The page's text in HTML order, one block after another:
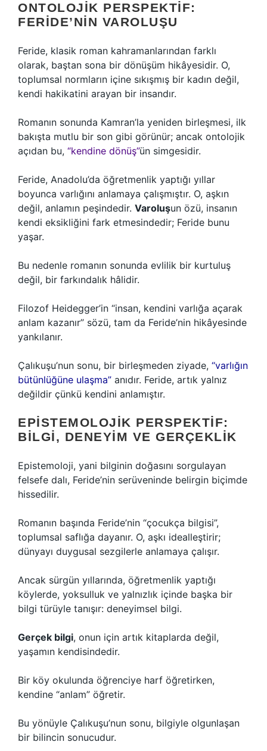
ONTOLOJIK PERSPEKTIF:
FERIDE’NIN VAROLUŞU
Feride, klasik roman kahramanlarından farklı
olarak, baştan sona bir dönüşüm hikâyesidir. O,
toplumsal normların içine sıkışmış bir kadın değil,
kendi hakikatini arayan bir insandır.
Romanın sonunda Kamran’la yeniden birleşmesi, ilk
bakışta mutlu bir son gibi görünür; ancak ontolojik
açıdan bu, “kendine dönüş”ün simgesidir.
Feride, Anadolu’da öğretmenlik yaptığı yıllar
boyunca varlığını anlamaya çalışmıştır. O, aşkın
değil, anlamın peşindedir. Varoluşun özü, insanın
kendi eksikliğini fark etmesindedir; Feride bunu
yaşar.
Bu nedenle romanın sonunda evlilik bir kurtuluş
değil, bir farkındalık hâlidir.
Filozof Heidegger’in “insan, kendini varlığa açarak
anlam kazanır” sözü, tam da Feride’nin hikâyesinde
yankılanır.
Çalıkuşu’nun sonu, bir birleşmeden ziyade, “varlığın
bütünlüğüne ulaşma” anıdır. Feride, artık yalnız
değildir çünkü kendini anlamıştır.
EPISTEMOLOJIK PERSPEKTIF:
BILGI, DENEYIM VE GERÇEKLIK
Epistemoloji, yani bilginin doğasını sorgulayan
felsefe dalı, Feride’nin serüveninde belirgin biçimde
hissedilir.
Romanın başında Feride’nin “çocukça bilgisi”,
toplumsal saflığa dayanır. O, aşkı idealleştirir;
dünyayı duygusal sezgilerle anlamaya çalışır.
Ancak sürgün yıllarında, öğretmenlik yaptığı
köylerde, yoksulluk ve yalnızlık içinde başka bir
bilgi türüyle tanışır: deneyimsel bilgi.
Gerçek bilgi, onun için artık kitaplarda değil,
yaşamın kendisindedir.
Bir köy okulunda öğrenciye harf öğretirken,
kendine “anlam” öğretir.
Bu yönüyle Çalıkuşu’nun sonu, bilgiyle olgunlaşan
bir bilincin sonucudur.